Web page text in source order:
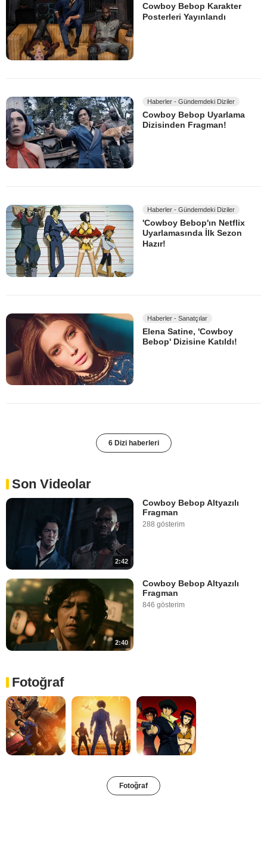
Cowboy Bebop Karakter
Posterleri Yayınlandı
Haberler - Gündemdeki Diziler
Cowboy Bebop Uyarlama
Dizisinden Fragman!
Haberler - Gündemdeki Diziler
'Cowboy Bebop'ın Netflix
Uyarlamasında İlk Sezon
Hazır!
Haberler - Sanatçılar
Elena Satine, 'Cowboy
Bebop' Dizisine Katıldı!
6 Dizi haberleri
Son Videolar
2:42
Cowboy Bebop Altyazılı
Fragman
288 gösterim
2:40
Cowboy Bebop Altyazılı
Fragman
846 gösterim
Fotoğraf
Fotoğraf